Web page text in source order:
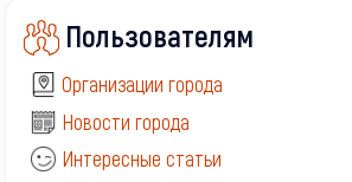
Пользователям
Организации города
Новости города
Интересные статьи